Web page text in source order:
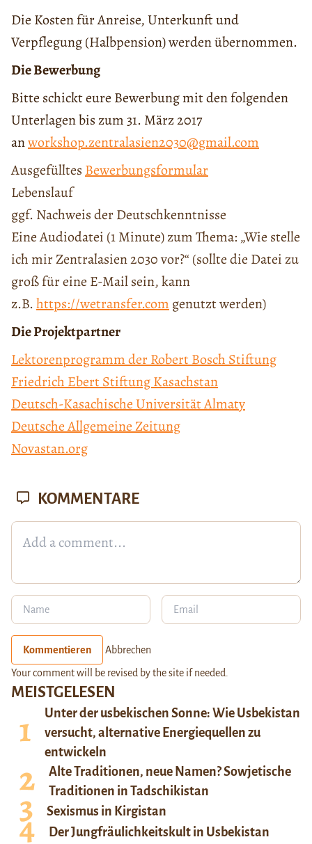
Die Kosten für Anreise, Unterkunft und
Verpflegung (Halbpension) werden übernommen.
Die Bewerbung
Bitte schickt eure Bewerbung mit den folgenden
Unterlagen bis zum 31. März 2017
anworkshop.zentralasien2030@gmail.com
Ausgefülltes Bewerbungsformular
Lebenslauf
ggf. Nachweis der Deutschkenntnisse
Eine Audiodatei (1 Minute) zum Thema: „Wie stelle
ich mir Zentralasien 2030 vor?“ (sollte die Datei zu
groß für eine E-Mail sein, kann
z.B.https://wetransfer.com genutzt werden)
Die Projektpartner
Lektorenprogramm der Robert Bosch Stiftung
Friedrich Ebert Stiftung Kasachstan
Deutsch-Kasachische Universität Almaty
Deutsche Allgemeine Zeitung
Novastan.org
MEISTGELESEN
Unter der usbekischen Sonne: Wie Usbekistan
versucht, alternative Energiequellen zu
entwickeln
Alte Traditionen, neue Namen? Sowjetische
Traditionen in Tadschikistan
Sexismus in Kirgistan
Der Jungfräulichkeitskult in Usbekistan
KOMMENTARE
Kommentieren Abbrechen
Your comment will be revised by the site if needed.